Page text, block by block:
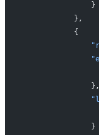
                }
            },
            {
                },
                }